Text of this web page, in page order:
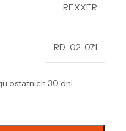
REXXER
RD-02-071
ostatnich 30 dni